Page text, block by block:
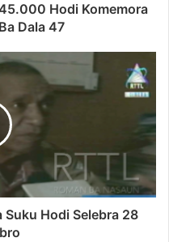
Hodi Komemora
Dala 47
Suku Hodi Selebra 28